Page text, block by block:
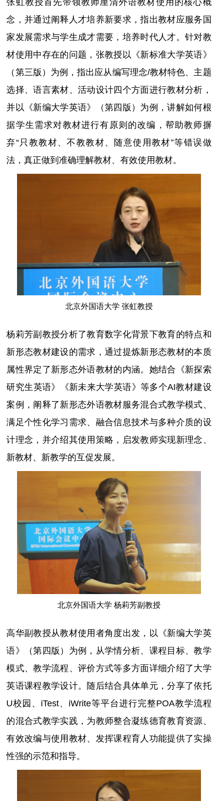
念，并通过阐释人才培养新要求，指出教材应服务国
家发展需求与学生成才需要，培养时代人才。针对教
材使用中存在的问题，张教授以《新标准大学英语》
（第三版）为例，指出应从编写理念/教材特色、主题
选择、语言素材、活动设计四个方面进行教材分析，
并以《新编大学英语》（第四版）为例，讲解如何根
据学生需求对教材进行有原则的改编，帮助教师摒
弃“只教教材、不教教材、随意使用教材”等错误做
法，真正做到准确理解教材、有效使用教材。
北京外国语大学 张虹教授
杨莉芳副教授分析了教育数字化背景下教育的特点和
新形态教材建设的需求，通过提炼新形态教材的本质
属性界定了新形态外语教材的内涵。她结合《新探索
研究生英语》《新未来大学英语》等多个AI教材建设
案例，阐释了新形态外语教材服务混合式教学模式、
满足个性化学习需求、融合信息技术与多种介质的设
计理念，并介绍其使用策略，启发教师实现新理念、
新教材、新教学的互促发展。
北京外国语大学 杨莉芳副教授
高华副教授从教材使用者角度出发，以《新编大学英
语》（第四版）为例，从学情分析、课程目标、教学
模式、教学流程、评价方式等多方面详细介绍了大学
英语课程教学设计。随后结合具体单元，分享了依托
U校园、iTest、iWrite等平台进行完整POA教学流程
的混合式教学实践，为教师整合凝练德育教育资源、
有效改编与使用教材、发挥课程育人功能提供了实操
性强的示范和指导。